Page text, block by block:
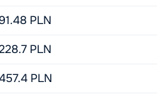
PLN
PLN
PLN